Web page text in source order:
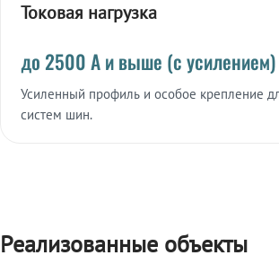
Токовая нагрузка
до 2500 А и выше (с усилением)
Усиленный профиль и особое крепление
систем шин.
Реализованные объекты